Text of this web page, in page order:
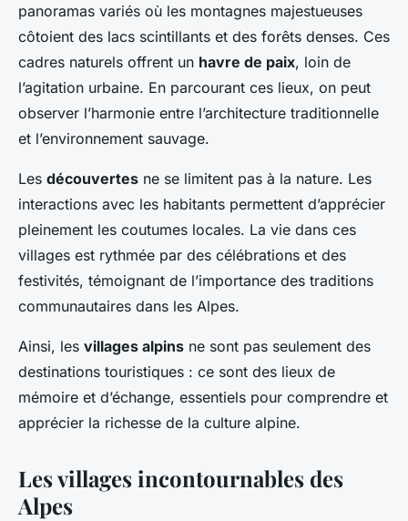
panoramas variés où les montagnes majestueuses
côtoient des lacs scintillants et des forêts denses. Ces
cadres naturels offrent un havre de paix, loin de
l’agitation urbaine. En parcourant ces lieux, on peut
observer l’harmonie entre l’architecture traditionnelle
et l’environnement sauvage.
Les découvertes ne se limitent pas à la nature. Les
interactions avec les habitants permettent d’apprécier
pleinement les coutumes locales. La vie dans ces
villages est rythmée par des célébrations et des
festivités, témoignant de l’importance des traditions
communautaires dans les Alpes.
Ainsi, les villages alpins ne sont pas seulement des
destinations touristiques : ce sont des lieux de
mémoire et d’échange, essentiels pour comprendre et
apprécier la richesse de la culture alpine.
Les villages incontournables des
Alpes